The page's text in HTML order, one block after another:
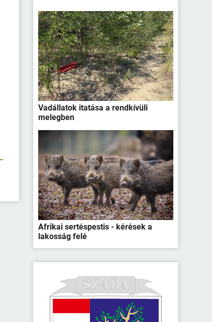
Vadállatok itatása a rendkívüli
melegben
Afrikai sertéspestis - kérések a
lakosság felé